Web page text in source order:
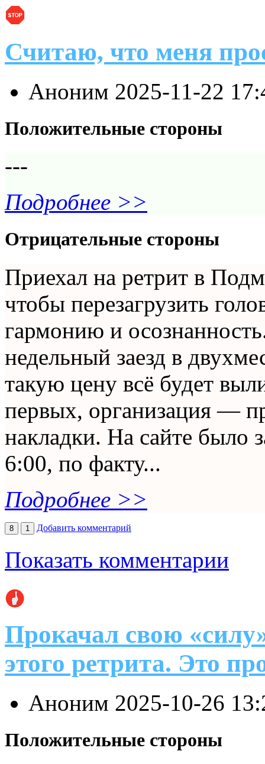
Считаю, что меня
Аноним 2025-11-22
Положительные стороны
---
Подробнее >>
Отрицательные стороны
Приехал на ретрит в
чтобы перезагрузить
гармонию и
недельный заезд в
такую цену всё будет
первых, организация —
накладки. На сайте было
6:00, по факту...
Подробнее >>
8 1 Добавить комментарий
Показать комментарии
Прокачал свою
этого ретрита. Это
Аноним 2025-10-26
Положительные стороны